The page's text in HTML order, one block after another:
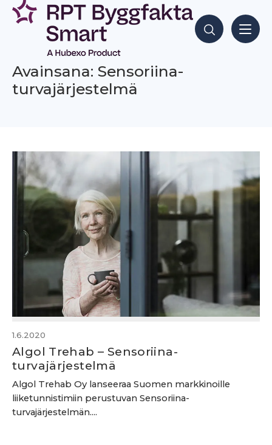
Siirry
sisältöön
Hae sisältöjä
Avainsana: Sensoriina-
turvajärjestelmä
1.6.2020
Algol Trehab – Sensoriina-
turvajärjestelmä
Algol Trehab Oy lanseeraa Suomen markkinoille
liiketunnistimiin perustuvan Sensoriina-
turvajärjestelmän....